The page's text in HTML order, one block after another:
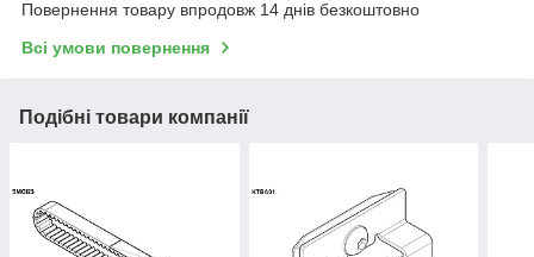
Повернення товару впродовж 14 днів безкоштовно
Всі умови повернення
Подібні товари компанії